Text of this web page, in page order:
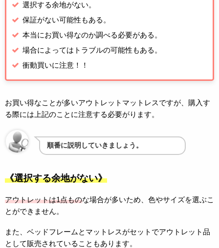
選択する余地がない。
保証がない可能性もある。
本当にお買い得なのか調べる必要がある。
場合によってはトラブルの可能性もある。
衝動買いに注意！！
お買い得なことが多いアウトレットマットレスですが、購入す
る際には上記のことに注意する必要がります。
順番に説明していきましょう。
《選択する余地がない》
アウトレットは1点ものな場合が多いため、色やサイズを選ぶこ
とができません。
また、ベッドフレームとマットレスがセットでアウトレット品
として販売されていることもあります。